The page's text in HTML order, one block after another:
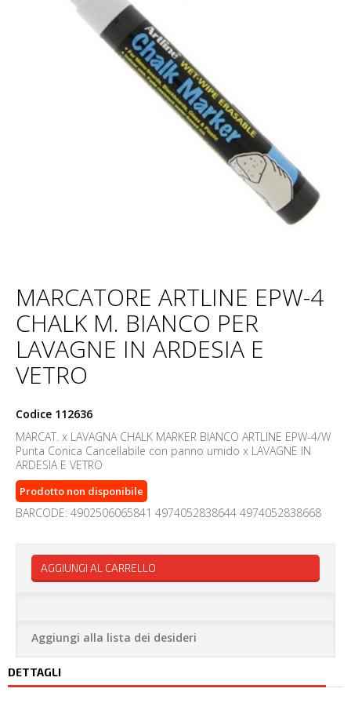
MARCATORE ARTLINE EPW-4
CHALK M. BIANCO PER
LAVAGNE IN ARDESIA E
VETRO
Codice 112636
MARCAT. x LAVAGNA CHALK MARKER BIANCO ARTLINE EPW-4/W
Punta Conica Cancellabile con panno umido x LAVAGNE IN
ARDESIA E VETRO
Prodotto non disponibile
BARCODE: 4902506065841 4974052838644 4974052838668
AGGIUNGI AL CARRELLO
Aggiungi alla lista dei desideri
DETTAGLI